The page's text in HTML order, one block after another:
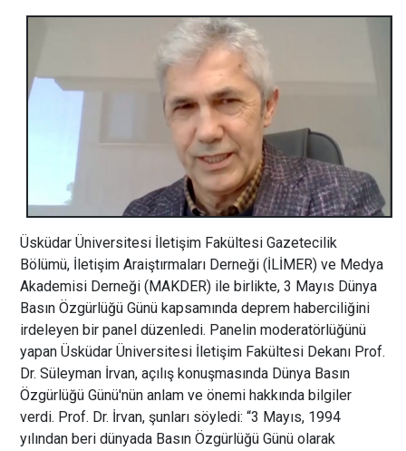
Üsküdar Üniversitesi İletişim Fakültesi Gazetecilik
Bölümü, İletişim Araiştırmaları Derneği (İLİMER) ve Medya
Akademisi Derneği (MAKDER) ile birlikte, 3 Mayıs Dünya
Basın Özgürlüğü Günü kapsamında deprem haberciliğini
irdeleyen bir panel düzenledi. Panelin moderatörlüğünü
yapan Üsküdar Üniversitesi İletişim Fakültesi Dekanı Prof.
Dr. Süleyman İrvan, açılış konuşmasında Dünya Basın
Özgürlüğü Günü'nün anlam ve önemi hakkında bilgiler
verdi. Prof. Dr. İrvan, şunları söyledi: “3 Mayıs, 1994
yılından beri dünyada Basın Özgürlüğü Günü olarak